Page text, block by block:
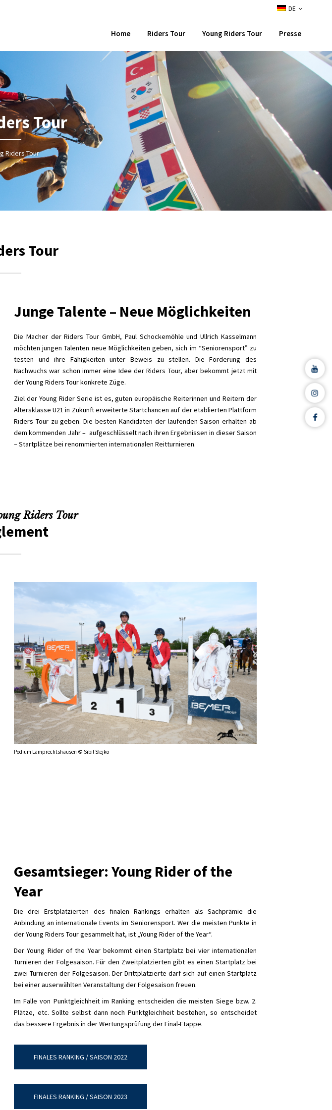
DE
Home Riders Tour Young Riders Tour Presse
Tour
Riders Tour
Tour
Junge Talente – Neue Möglichkeiten
Die Macher der Riders Tour GmbH, Paul Schockemöhle und Ullrich Kasselmann
möchten jungen Talenten neue Möglichkeiten geben, sich im “Seniorensport” zu
testen und ihre Fähigkeiten unter Beweis zu stellen. Die Förderung des
Nachwuchs war schon immer eine Idee der Riders Tour, aber bekommt jetzt mit
der Young Riders Tour konkrete Züge.
Ziel der Young Rider Serie ist es, guten europäische Reiterinnen und Reitern der
Altersklasse U21 in Zukunft erweiterte Startchancen auf der etablierten Plattform
Riders Tour zu geben. Die besten Kandidaten der laufenden Saison erhalten ab
dem kommenden Jahr – aufgeschlüsselt nach ihren Ergebnissen in dieser Saison
– Startplätze bei renommierten internationalen Reitturnieren.
Riders Tour
Podium Lamprechtshausen © Sibil Slejko
Gesamtsieger: Young Rider of the
Year
Die drei Erstplatzierten des finalen Rankings erhalten als Sachprämie die
Anbindung an internationale Events im Seniorensport. Wer die meisten Punkte in
der Young Riders Tour gesammelt hat, ist „Young Rider of the Year“.
Der Young Rider of the Year bekommt einen Startplatz bei vier internationalen
Turnieren der Folgesaison. Für den Zweitplatzierten gibt es einen Startplatz bei
zwei Turnieren der Folgesaison. Der Drittplatzierte darf sich auf einen Startplatz
bei einer auserwählten Veranstaltung der Folgesaison freuen.
Im Falle von Punktgleichheit im Ranking entscheiden die meisten Siege bzw. 2.
Plätze, etc. Sollte selbst dann noch Punktgleichheit bestehen, so entscheidet
das bessere Ergebnis in der Wertungsprüfung der Final-Etappe.
FINALES RANKING / SAISON 2022
FINALES RANKING / SAISON 2023